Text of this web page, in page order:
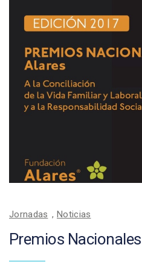
Jornadas ,Noticias
Premios